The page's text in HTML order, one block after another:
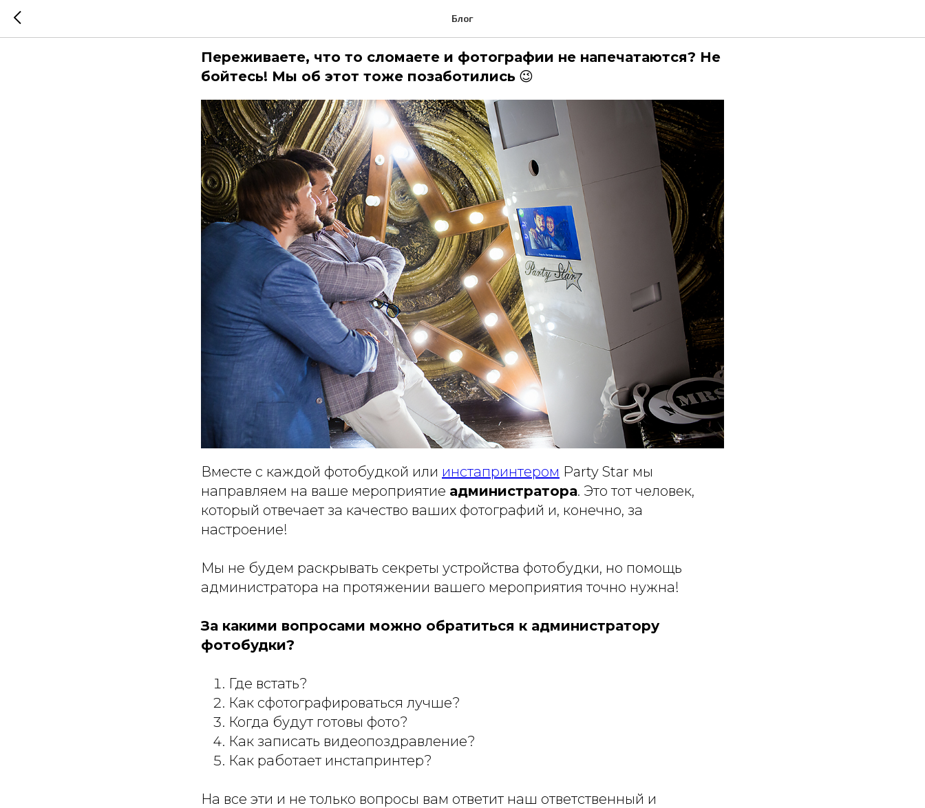
Блог
Как пользоваться фотобудкой?
Переживаете, что то сломаете и фотографии не напечатаются? Не
бойтесь! Мы об этот тоже позаботились 😉
Вместе с каждой фотобудкой или инстапринтером Party Star мы
направляем на ваше мероприятие администратора. Это тот человек,
который отвечает за качество ваших фотографий и, конечно, за
настроение!
Мы не будем раскрывать секреты устройства фотобудки, но помощь
администратора на протяжении вашего мероприятия точно нужна!
За какими вопросами можно обратиться к администратору
фотобудки?
Где встать?
Как сфотографироваться лучше?
Когда будут готовы фото?
Как записать видеопоздравление?
Как работает инстапринтер?
На все эти и не только вопросы вам ответит наш ответственный и